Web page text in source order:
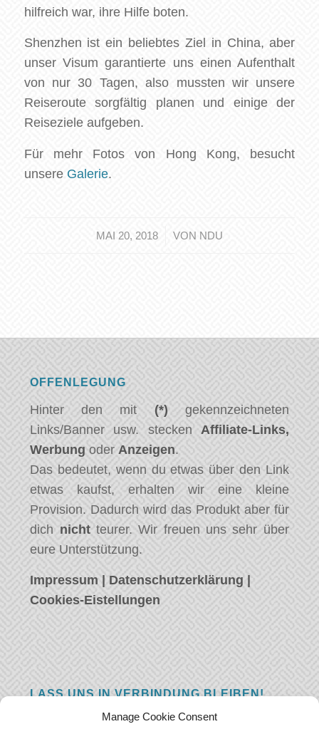
Manage Cookie Consent
hilfreich war, ihre Hilfe boten.
Shenzhen ist ein beliebtes Ziel in China, aber
unser Visum garantierte uns einen Aufenthalt
von nur 30 Tagen, also mussten wir unsere
Reiseroute sorgfältig planen und einige der
Reiseziele aufgeben.
Für mehr Fotos von Hong Kong, besucht
unsere Galerie.
MAI 20, 2018
/ VON NDU
OFFENLEGUNG
Hinter den mit (*) gekennzeichneten
Links/Banner usw. stecken Affiliate-Links,
Werbung oder Anzeigen.
Das bedeutet, wenn du etwas über den Link
etwas kaufst, erhalten wir eine kleine
Provision. Dadurch wird das Produkt aber für
dich nichtteurer. Wir freuen uns sehr über
eure Unterstützung.
Impressum | Datenschutzerklärung |
Cookies-Eistellungen
LASS UNS IN VERBINDUNG BLEIBEN!
Hast eine Frage, einen Kommentar, oder